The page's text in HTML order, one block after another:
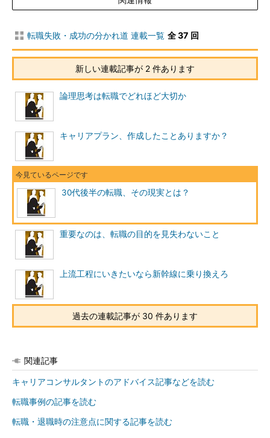
すか？」
と聞くと、少し迷いながら次のようにおっしゃいました。
人材コンサルタントに『いまが転職にはギリギリの年齢だ』とい
われたそうなのです。自分と同じ現場で4年間やってきたし、技
しょうか？ そうであれば転職を急ぎたいのですが……」
シンプルですが、非常に難しい質問です。
確かに一般的には、システムエンジニアやプログラマには28、
30、35歳と転職するときの年齢の節目があって、年齢の向上と
ともにマネジメントスキルや要件定義、基本設計といった上流工
程の経験が求められる傾向にあります（編集部注：法律の改正に
より、今後は年齢制限を設けたような求人は原則として禁止にな
ります。ただし、法律上年齢制限があるような職業を除きま
す）。
さらに35歳を超えると、中・大規模のプロジェクトマネジメ
ントの経験に加えて、ラインマネジメントの経験や突出した業務
知識・ノウハウが求められるようになります。とはいえ、このよ
付けることはできません。
特に2002～2004年初旬までは、アメリカでのITバブル崩壊や
同時多発テロの影響から、日本でも企業がIT投資を控える姿勢が
が、縮小したパイを少しでも自社に取り込むため、即戦力として
転職失敗・成功の分かれ道 連載一覧 全 37 回
新しい連載記事が 2 件あります
論理思考は転職でどれほど大切か
キャリアプラン、作成したことありますか？
30代後半の転職、その現実とは？
重要なのは、転職の目的を見失わないこと
上流工程にいきたいなら新幹線に乗り換えろ
過去の連載記事が 30 件あります
関連記事
キャリアコンサルタントのアドバイス記事などを読む
転職事例の記事を読む
転職・退職時の注意点に関する記事を読む